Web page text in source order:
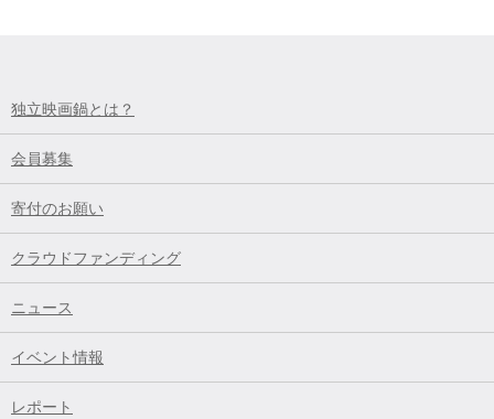
独立映画鍋とは？
会員募集
寄付のお願い
クラウドファンディング
ニュース
イベント情報
レポート